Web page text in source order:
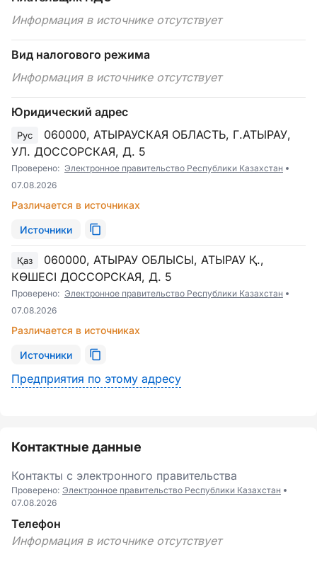
Информация в источнике отсутствует
Вид налогового режима
Информация в источнике отсутствует
Юридический адрес
Рус
060000, АТЫРАУСКАЯ ОБЛАСТЬ, Г.АТЫРАУ,
УЛ. ДОССОРСКАЯ, Д. 5
Проверено: Электронное правительство Республики Казахстан
07.08.2026
Различается в источниках
Источники
Қаз
060000, АТЫРАУ ОБЛЫСЫ, АТЫРАУ Қ.,
КӨШЕСІ ДОССОРСКАЯ, Д. 5
Проверено: Электронное правительство Республики Казахстан
07.08.2026
Различается в источниках
Источники
Предприятия по этому адресу
Контактные данные
Контакты с электронного правительства
Проверено: Электронное правительство Республики Казахстан
07.08.2026
Телефон
Информация в источнике отсутствует